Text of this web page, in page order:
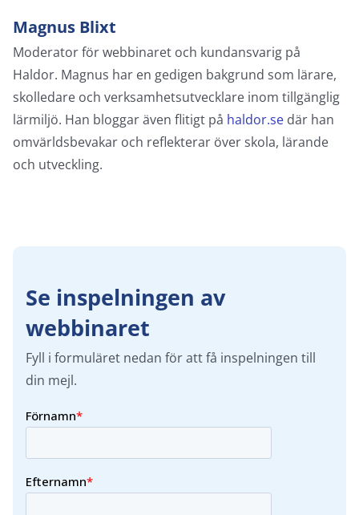
Magnus Blixt
Moderator för webbinaret och kundansvarig på
Haldor. Magnus har en gedigen bakgrund som lärare,
skolledare och verksamhetsutvecklare inom tillgänglig
lärmiljö. Han bloggar även flitigt på haldor.se där han
omvärldsbevakar och reflekterar över skola, lärande
och utveckling.
Se inspelningen av
webbinaret
Fyll i formuläret nedan för att få inspelningen till
din mejl.